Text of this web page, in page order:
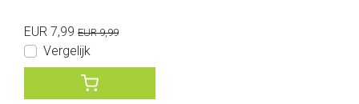
EUR 7,99 EUR 9,99
Vergelijk